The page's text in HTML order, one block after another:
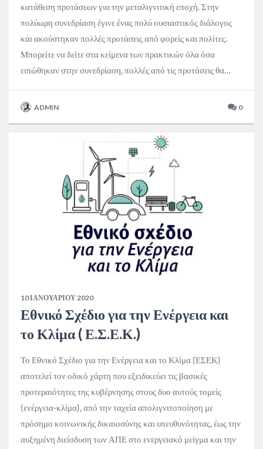
κατάθεση προτάσεων για την μεταλιγνιτική εποχή. Στην
πολύωρη συνεδρίαση έγινε ένας πολύ ουσιαστικός διάλογος
και ακούστηκαν πολλές προτάσεις από φορείς και πολίτες.
Μπορείτε να δείτε στα κείμενα των πρακτικών όλα όσα
ειπώθηκαν στην συνεδρίαση, πολλές από τις προτάσεις θα…
ADMIN 0
10 ΙΑΝΟΥΑΡΊΟΥ 2020
Εθνικό Σχέδιο για την Ενέργεια και
το Κλίμα ( Ε.Σ.Ε.Κ.)
Το Εθνικό Σχέδιο για την Ενέργεια και το Κλίμα (ΕΣΕΚ)
αποτελεί τον οδικό χάρτη που εξειδικεύει τις βασικές
προτεραιότητες της κυβέρνησης στους δυο αυτούς τομείς
(ενέργεια-κλίμα), από την ταχεία απολιγνιτοποίηση με
πρόσημο κοινωνικής δικαιοσύνης και υπευθυνότητας, έως την
αυξημένη διείσδυση των ΑΠΕ στο ενεργειακό μείγμα και την